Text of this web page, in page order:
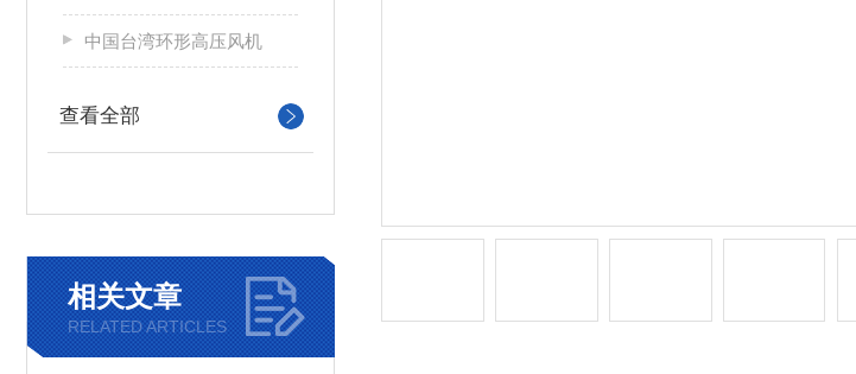
中国台湾环形高压风机
查看全部
相关文章
RELATED ARTICLES